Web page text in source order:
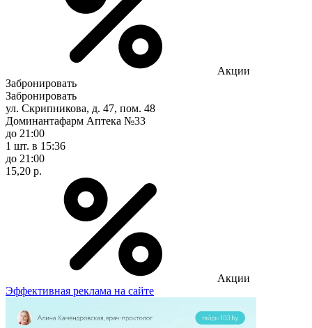
Акции
Забронировать
Забронировать
ул. Скрипникова, д. 47, пом. 48
Доминантафарм Аптека №33
до 21:00
1 шт. в 15:36
до 21:00
15,20 р.
Акции
Эффективная реклама на сайте